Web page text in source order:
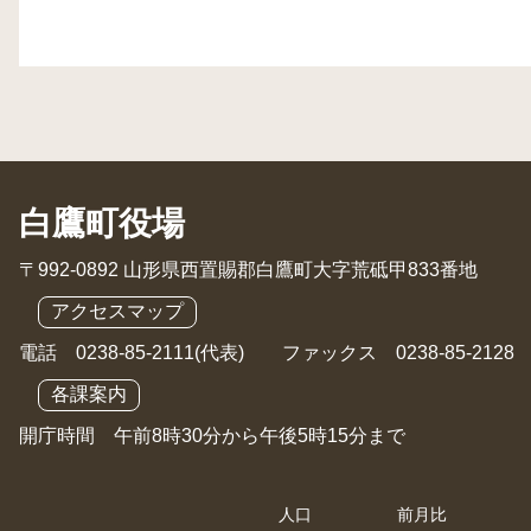
白鷹町役場
〒992-0892 山形県西置賜郡白鷹町大字荒砥甲833番地
アクセスマップ
電話 0238-85-2111(代表) ファックス 0238-85-2128
各課案内
開庁時間 午前8時30分から午後5時15分まで
人口 前月比